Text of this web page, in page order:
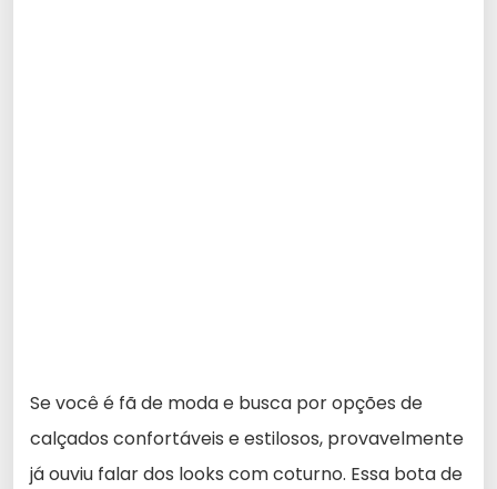
Se você é fã de moda e busca por opções de
calçados confortáveis e estilosos, provavelmente
já ouviu falar dos looks com coturno. Essa bota de